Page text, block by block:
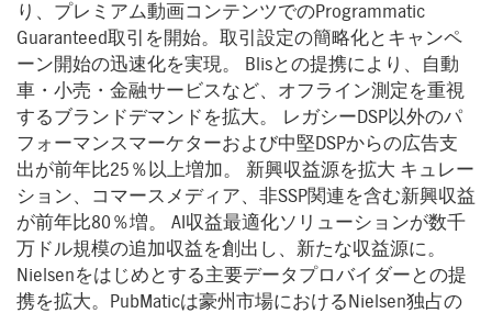
り、プレミアム動画コンテンツでのProgrammatic
Guaranteed取引を開始。取引設定の簡略化とキャンペ
ーン開始の迅速化を実現。 Blisとの提携により、自動
車・小売・金融サービスなど、オフライン測定を重視
するブランドデマンドを拡大。 レガシーDSP以外のパ
フォーマンスマーケターおよび中堅DSPからの広告支
出が前年比25％以上増加。 新興収益源を拡大 キュレー
ション、コマースメディア、非SSP関連を含む新興収益
が前年比80％増。 AI収益最適化ソリューションが数千
万ドル規模の追加収益を創出し、新たな収益源に。
Nielsenをはじめとする主要データプロバイダーとの提
携を拡大。PubMaticは豪州市場におけるNielsen独占の